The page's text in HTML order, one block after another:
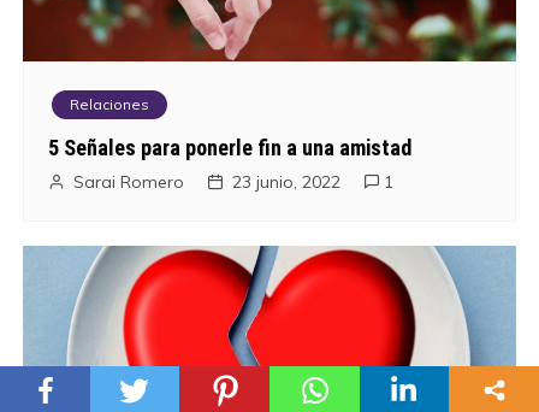
a
s
Relaciones
5 Señales para ponerle fin a una amistad
Sarai Romero 23 junio, 2022 1